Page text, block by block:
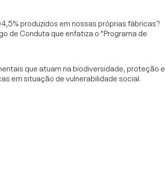
produzidos em nossas próprias fábricas?
de Conduta que enfatiza o "Programa de
que atuam na biodiversidade, proteção e
em situação de vulnerabilidade social.